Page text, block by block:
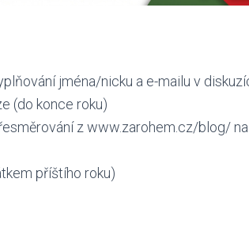
jména/nicku a e-mailu v
(do konce roku)
z www.zarohem.cz/blog/
příštího roku)